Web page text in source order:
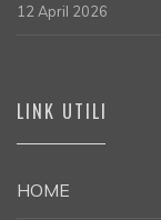
12 April 2026
LINK UTILI
HOME